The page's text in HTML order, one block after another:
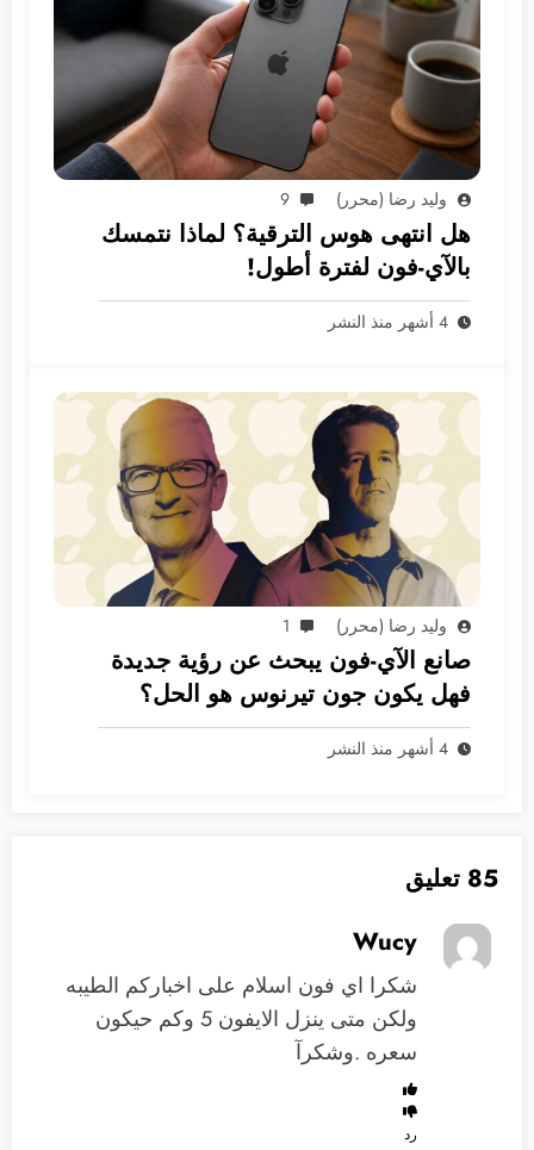
وليد رضا (محرر) 9
هل انتهى هوس الترقية؟ لماذا نتمسك
بالآي-فون لفترة أطول!
4 أشهر منذ النشر
وليد رضا (محرر) 1
صانع الآي-فون يبحث عن رؤية جديدة
فهل يكون جون تيرنوس هو الحل؟
4 أشهر منذ النشر
85 تعليق
Wucy
شكرا اي فون اسلام على اخباركم الطيبه
ولكن متى ينزل الايفون 5 وكم حيكون
سعره .وشكرآ
رد